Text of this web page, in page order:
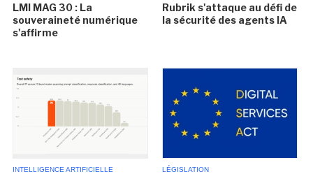
LMI MAG 30 : La
souveraineté numérique
s'affirme
Rubrik s'attaque au défi de
la sécurité des agents IA
INTELLIGENCE ARTIFICIELLE LÉGISLATION